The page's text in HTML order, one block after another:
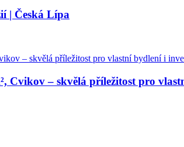
| Česká Lípa
Cvikov – skvělá příležitost pro